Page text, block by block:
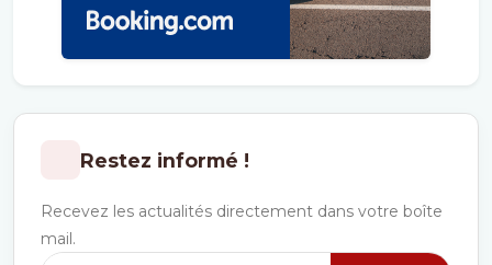
Restez informé !
Recevez les actualités directement dans votre boîte
mail.